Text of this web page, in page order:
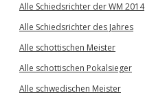
Alle Schiedsrichter der WM 2014
Alle Schiedsrichter des Jahres
Alle schottischen Meister
Alle schottischen Pokalsieger
Alle schwedischen Meister